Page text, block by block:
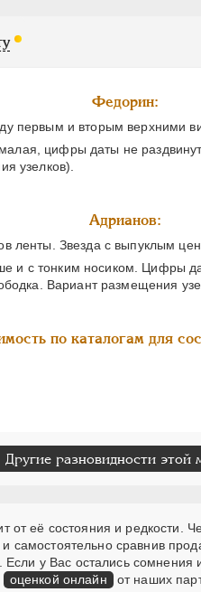
Федорин:
первым и вторым верхними
цифры даты не
узелков).
Адрианов:
ленты. Звезда с выпуклым
с тонким носиком. Цифры
Вариант размещения
по каталогам для
Другие разновидности этой
от её состояния и редкости.
и самостоятельно сравнив
Если у Вас остались
оценкой онлайн от наших